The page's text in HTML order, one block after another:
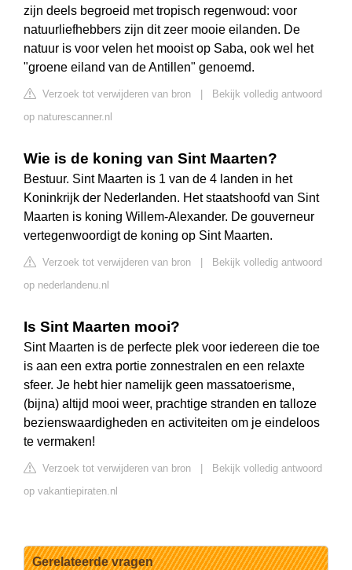
zijn deels begroeid met tropisch regenwoud: voor
natuurliefhebbers zijn dit zeer mooie eilanden. De
natuur is voor velen het mooist op Saba, ook wel het
"groene eiland van de Antillen" genoemd.
Verzoek tot verwijderen van bron
Bekijk volledig antwoord
op naturescanner.nl
Wie is de koning van Sint Maarten?
Bestuur. Sint Maarten is 1 van de 4 landen in het
Koninkrijk der Nederlanden. Het staatshoofd van Sint
Maarten is koning Willem-Alexander. De gouverneur
vertegenwoordigt de koning op Sint Maarten.
Verzoek tot verwijderen van bron
Bekijk volledig antwoord
op nederlandenu.nl
Is Sint Maarten mooi?
Sint Maarten is de perfecte plek voor iedereen die toe
is aan een extra portie zonnestralen en een relaxte
sfeer. Je hebt hier namelijk geen massatoerisme,
(bijna) altijd mooi weer, prachtige stranden en talloze
bezienswaardigheden en activiteiten om je eindeloos
te vermaken!
Verzoek tot verwijderen van bron
Bekijk volledig antwoord
op vakantiepiraten.nl
Gerelateerde vragen